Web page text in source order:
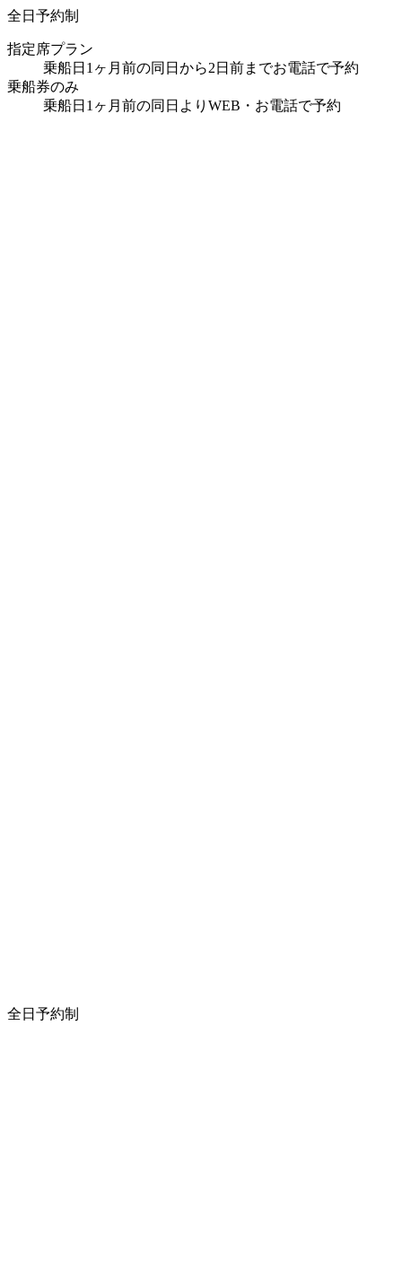
全日予約制
指定席プラン
乗船日1ヶ月前の同日から2日前までお電話で予約
乗船券のみ
乗船日1ヶ月前の同日よりWEB・お電話で予約
全日予約制